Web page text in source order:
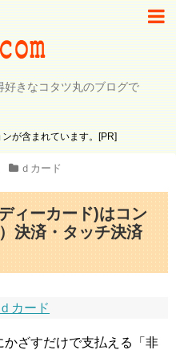
きなコタツ丸のブログで
が含まれています。[PR]
ｄカード
ィーカード)はコン
決済・タッチ決済
ｄカード
かざすだけで支払える「非